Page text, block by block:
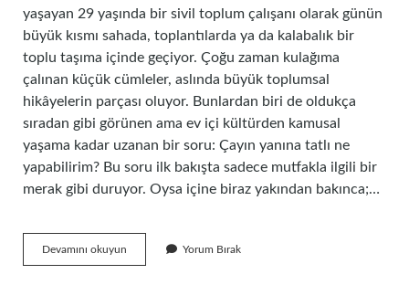
yaşayan 29 yaşında bir sivil toplum çalışanı olarak günün
büyük kısmı sahada, toplantılarda ya da kalabalık bir
toplu taşıma içinde geçiyor. Çoğu zaman kulağıma
çalınan küçük cümleler, aslında büyük toplumsal
hikâyelerin parçası oluyor. Bunlardan biri de oldukça
sıradan gibi görünen ama ev içi kültürden kamusal
yaşama kadar uzanan bir soru: Çayın yanına tatlı ne
yapabilirim? Bu soru ilk bakışta sadece mutfakla ilgili bir
merak gibi duruyor. Oysa içine biraz yakından bakınca;…
Devamını okuyun
tatlısı
Yorum Bırak